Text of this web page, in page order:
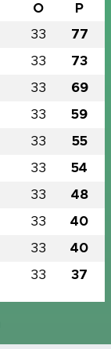
O P
33 77
33 73
33 69
33 59
33 55
33 54
33 48
33 40
33 40
33 37